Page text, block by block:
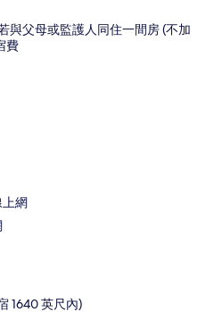
與父母或監護人同住一間房 (不加
費
網
1640 英尺內)